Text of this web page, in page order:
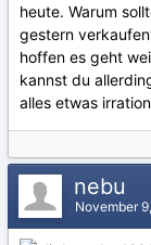
heute. Warum
gestern
hoffen es geht
kannst du
alles etwas
nebu
November